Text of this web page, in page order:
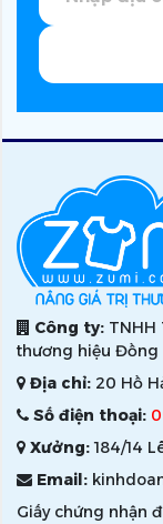
Công ty: TNHH
thương hiệu Đồng
Địa chỉ: 20 Hồ
Số điện thoại:
Xưởng:184/14
Email:
Giấy chứng nhận